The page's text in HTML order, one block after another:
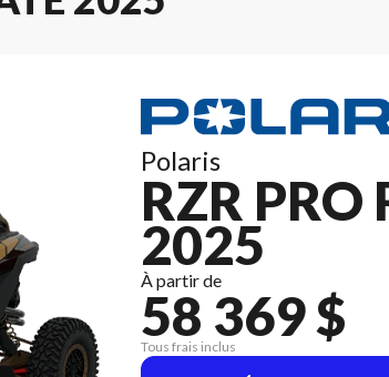
Polaris
RZR PRO
2025
À partir de
58 369 $
Tous frais inclus